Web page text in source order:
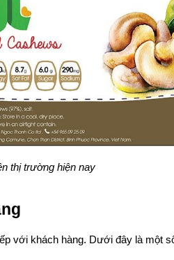
thị trường hiện nay
với khách hàng. Dưới đây là một